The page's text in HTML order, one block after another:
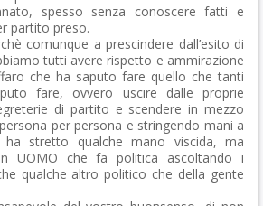
spesso senza conoscere fatti e
partito preso.
comunque a prescindere dall’esito di
tutti avere rispetto e ammirazione
che ha saputo fare quello che tanti
fare, ovvero uscire dalle proprie
di partito e scendere in mezzo
per persona e stringendo mani a
ha stretto qualche mano viscida, ma
UOMO che fa politica ascoltando i
qualche altro politico che della gente